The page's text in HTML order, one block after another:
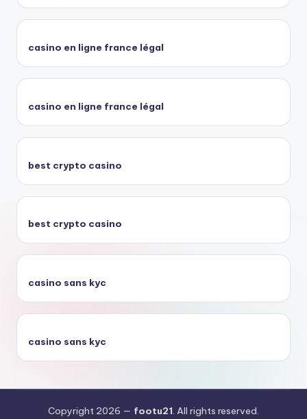
casino en ligne france légal
casino en ligne france légal
best crypto casino
best crypto casino
casino sans kyc
casino sans kyc
Copyright 2026 — footu21. All rights reserved.